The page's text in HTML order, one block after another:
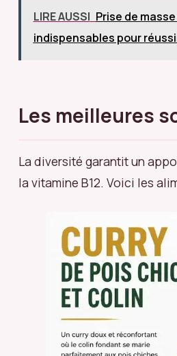
LIRE AUSSI Prise de
indispensables pour
Les meilleures
La diversité garantit un
la vitamine B12. Voici les